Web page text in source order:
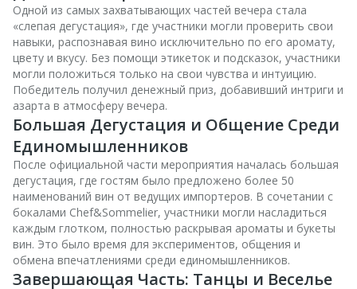
Одной из самых захватывающих частей вечера стала
«слепая дегустация», где участники могли проверить свои
навыки, распознавая вино исключительно по его аромату,
цвету и вкусу. Без помощи этикеток и подсказок, участники
могли положиться только на свои чувства и интуицию.
Победитель получил денежный приз, добавивший интриги и
азарта в атмосферу вечера.
Большая Дегустация и Общение Среди
Единомышленников
После официальной части мероприятия началась большая
дегустация, где гостям было предложено более 50
наименований вин от ведущих импортеров. В сочетании с
бокалами Chef&Sommelier, участники могли насладиться
каждым глотком, полностью раскрывая ароматы и букеты
вин. Это было время для экспериментов, общения и
обмена впечатлениями среди единомышленников.
Завершающая Часть: Танцы и Веселье